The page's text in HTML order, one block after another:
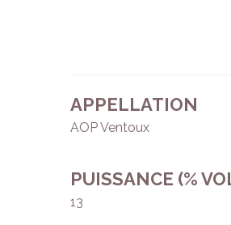
APPELLATION
AOP Ventoux
PUISSANCE (%
13